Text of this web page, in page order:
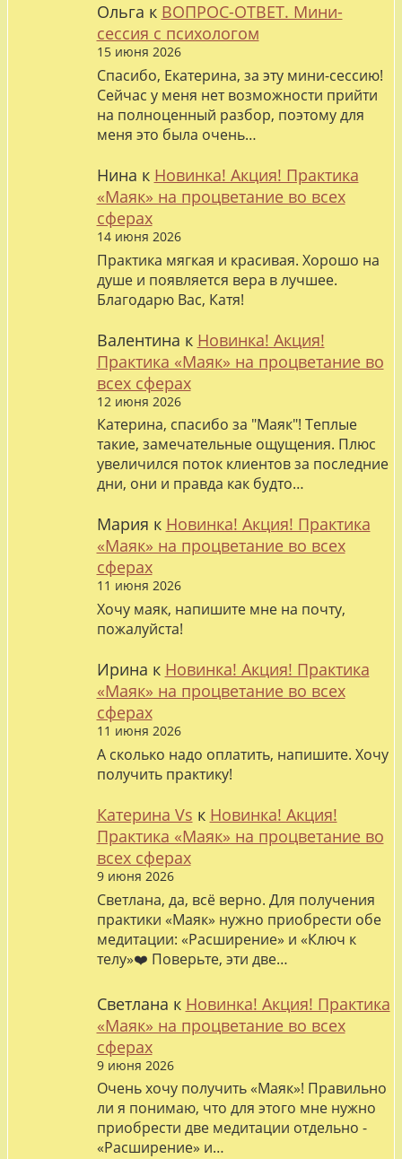
Ольга к ВОПРОС-ОТВЕТ. Мини-
сессия с психологом
15 июня 2026
Спасибо, Екатерина, за эту мини-сессию!
Сейчас у меня нет возможности прийти
на полноценный разбор, поэтому для
меня это была очень…
Нина к Новинка! Акция! Практика
«Маяк» на процветание во всех
сферах
14 июня 2026
Практика мягкая и красивая. Хорошо на
душе и появляется вера в лучшее.
Благодарю Вас, Катя!
Валентина к Новинка! Акция!
Практика «Маяк» на процветание во
всех сферах
12 июня 2026
Катерина, спасибо за "Маяк"! Теплые
такие, замечательные ощущения. Плюс
увеличился поток клиентов за последние
дни, они и правда как будто…
Мария к Новинка! Акция! Практика
«Маяк» на процветание во всех
сферах
11 июня 2026
Хочу маяк, напишите мне на почту,
пожалуйста!
Ирина к Новинка! Акция! Практика
«Маяк» на процветание во всех
сферах
11 июня 2026
А сколько надо оплатить, напишите. Хочу
получить практику!
Катерина Vs к Новинка! Акция!
Практика «Маяк» на процветание во
всех сферах
9 июня 2026
Светлана, да, всё верно. Для получения
практики «Маяк» нужно приобрести обе
медитации: «Расширение» и «Ключ к
телу»❤️ Поверьте, эти две…
Светлана к Новинка! Акция! Практика
«Маяк» на процветание во всех
сферах
9 июня 2026
Очень хочу получить «Маяк»! Правильно
ли я понимаю, что для этого мне нужно
приобрести две медитации отдельно -
«Расширение» и…